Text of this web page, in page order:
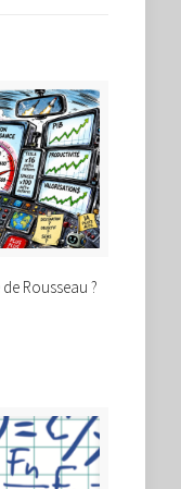
Rousseau ?